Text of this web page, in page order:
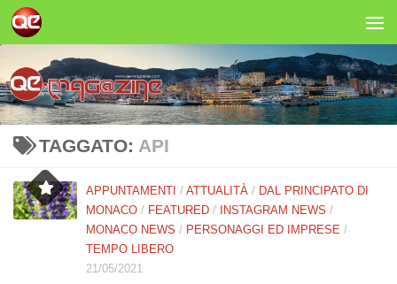
Salta al contenuto
TAGGATO: API
APPUNTAMENTI / ATTUALITÀ / DAL PRINCIPATO DI
MONACO / FEATURED / INSTAGRAM NEWS /
MONACO NEWS / PERSONAGGI ED IMPRESE /
TEMPO LIBERO
21/05/2021